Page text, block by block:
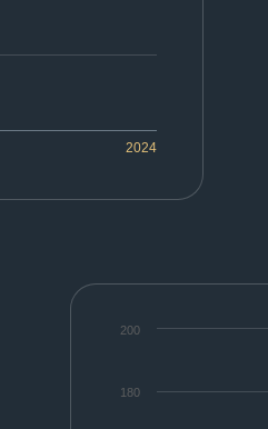
2024
180
200